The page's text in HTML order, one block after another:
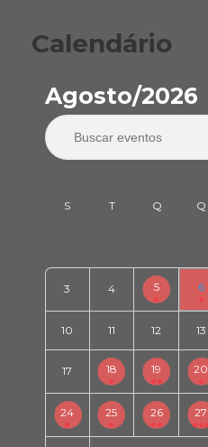
Calendário
Agosto/2026
3 4 5 6
10 11 12 13
17 18 19 20
24 25 26 27